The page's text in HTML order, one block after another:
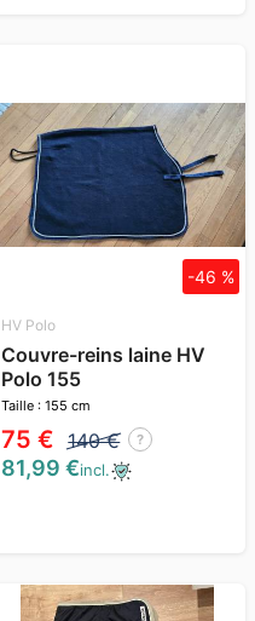
HV Polo
Couvre-reins laine HV
Polo 155
Taille : 155 cm
75 € 140 € ?
-46 %
81,99 €incl.